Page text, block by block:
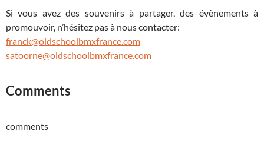
Si vous avez des souvenirs à partager, des évènements à
promouvoir, n’hésitez pas à nous contacter:
franck@oldschoolbmxfrance.com
satoorne@oldschoolbmxfrance.com
Comments
comments